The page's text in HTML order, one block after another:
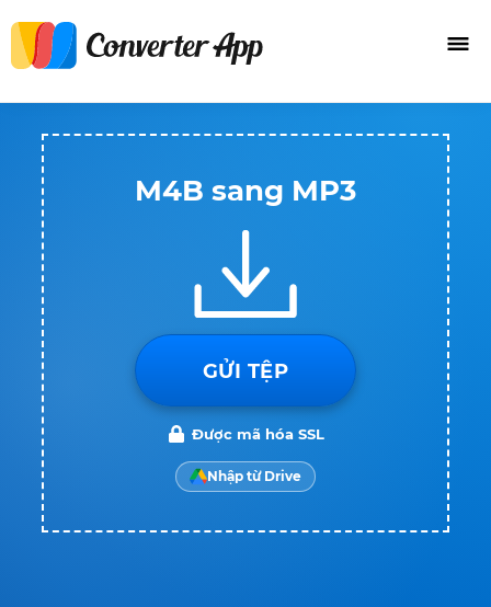
M4B sang MP3
GỬI TỆP
Được mã hóa SSL
Nhập từ Drive